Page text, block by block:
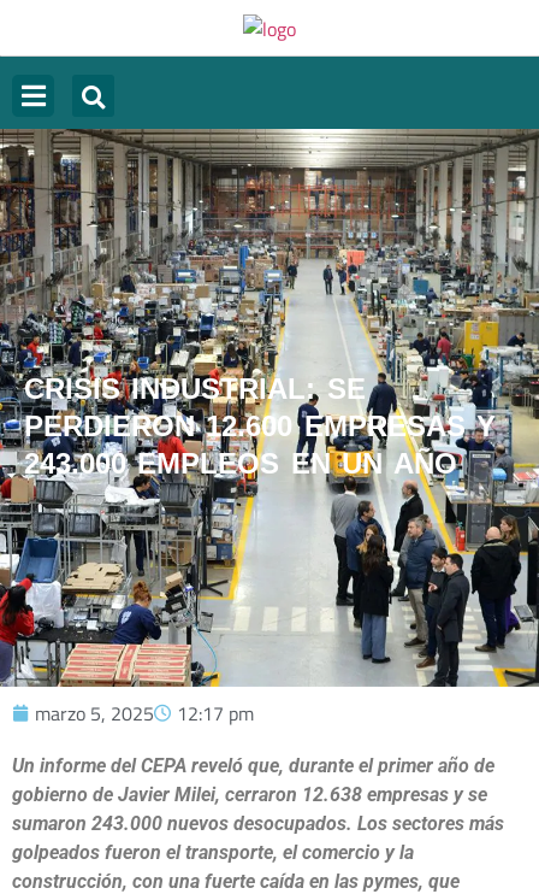
CRISIS INDUSTRIAL: SE
PERDIERON 12.600 EMPRESAS Y
243.000 EMPLEOS EN UN AÑO
marzo 5, 2025 12:17 pm
Un informe del CEPA reveló que, durante el primer año de
gobierno de Javier Milei, cerraron 12.638 empresas y se
sumaron 243.000 nuevos desocupados. Los sectores más
golpeados fueron el transporte, el comercio y la
construcción, con una fuerte caída en las pymes, que